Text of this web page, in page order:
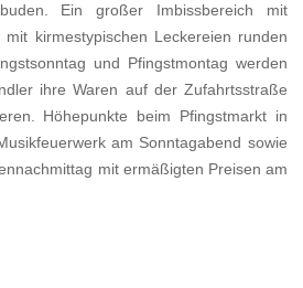
Ein großer Imbissbereich mit
kirmestypischen Leckereien runden
und Pfingstmontag werden
ihre Waren auf der Zufahrtsstraße
Höhepunkte beim Pfingstmarkt in
am Sonntagabend sowie
mit ermäßigten Preisen am